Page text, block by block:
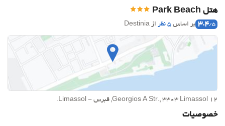
هتل Park Beach
3.4/5 بر اساس 5 نظر از Destinia
12 Georgios A Str., 3303 Limassol, قبرس - Limassol.
خصوصیات